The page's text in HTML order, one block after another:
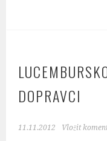
DOPRAVCI
11.11.2012 Vložit